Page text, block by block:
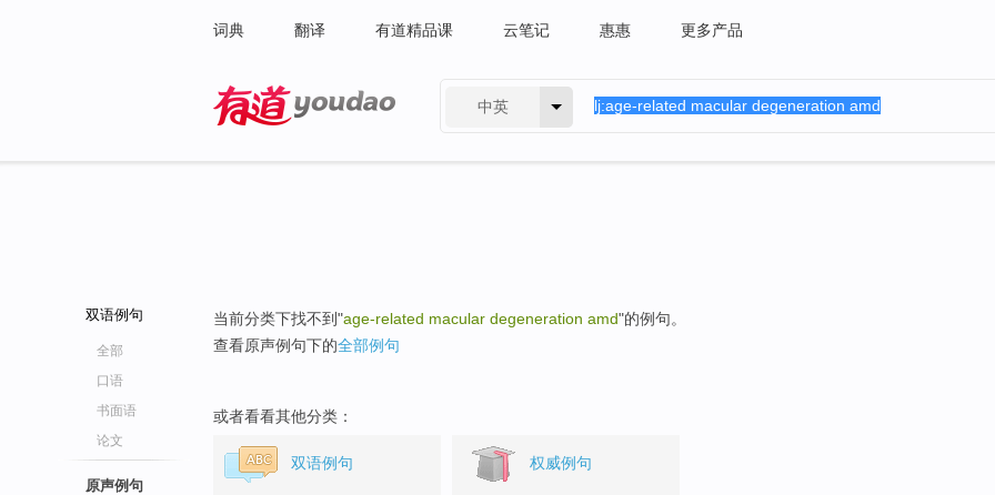
词典 翻译 有道精品课 云笔记 惠惠 更多产品
中英
双语例句
全部
口语
书面语
论文
原声例句
当前分类下找不到"age-related macular degeneration amd"的例句。
查看原声例句下的全部例句
或者看看其他分类：
双语例句 权威例句